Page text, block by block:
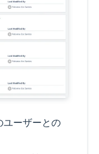
ユーザーとの